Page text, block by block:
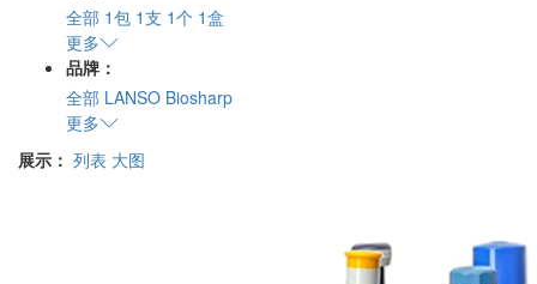
全部 1包 1支 1个 1盒
更多
品牌：
全部 LANSO Biosharp
更多
展示： 列表 大图